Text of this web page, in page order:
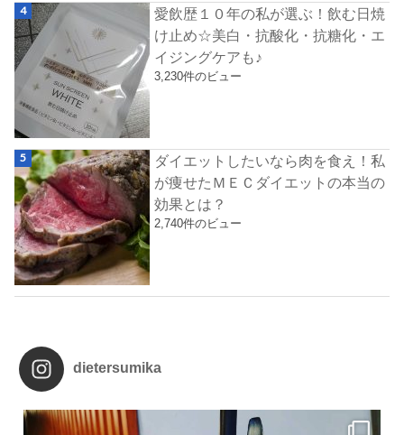
愛飲歴１０年の私が選ぶ！飲む日焼
け止め☆美白・抗酸化・抗糖化・エ
イジングケアも♪
3,230件のビュー
ダイエットしたいなら肉を食え！私
が痩せたＭＥＣダイエットの本当の
効果とは？
2,740件のビュー
dietersumika